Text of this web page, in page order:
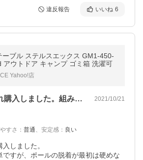
違反報告 いいね 6
ーブル ステルスエックス GM1-450-
アウトドア キャンプ ゴミ箱 洗濯可
Yahoo!店
デザインに惹かれ購入しました。組み立て… 2021/10/21
すさ ： 普通、 安定感 ： 良い
しました。
ですが、ポールの脱着が最初は硬めな